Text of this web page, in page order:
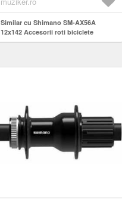
Similar cu Shimano SM-AX56A
12x142 Accesorii roti biciclete